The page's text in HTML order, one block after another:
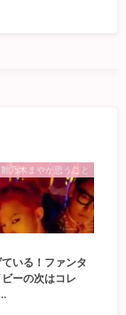
雛乃木まやが思うこと
いる！ファンタ
ーの次はコレ